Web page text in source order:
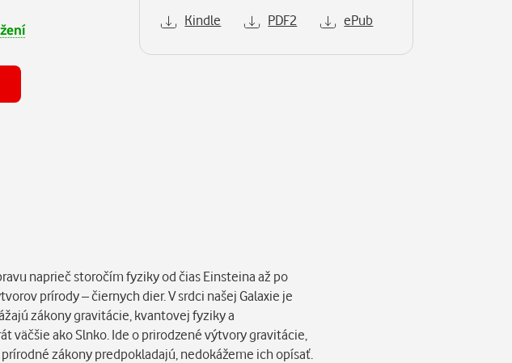
Kindle PDF2 ePub
naprieč storočím fyziky od čias Einsteina až po
prírody – čiernych dier. V srdci našej Galaxie je
zákony gravitácie, kvantovej fyziky a
väčšie ako Slnko. Ide o prirodzené výtvory gravitácie,
zákony predpokladajú, nedokážeme ich opísať.